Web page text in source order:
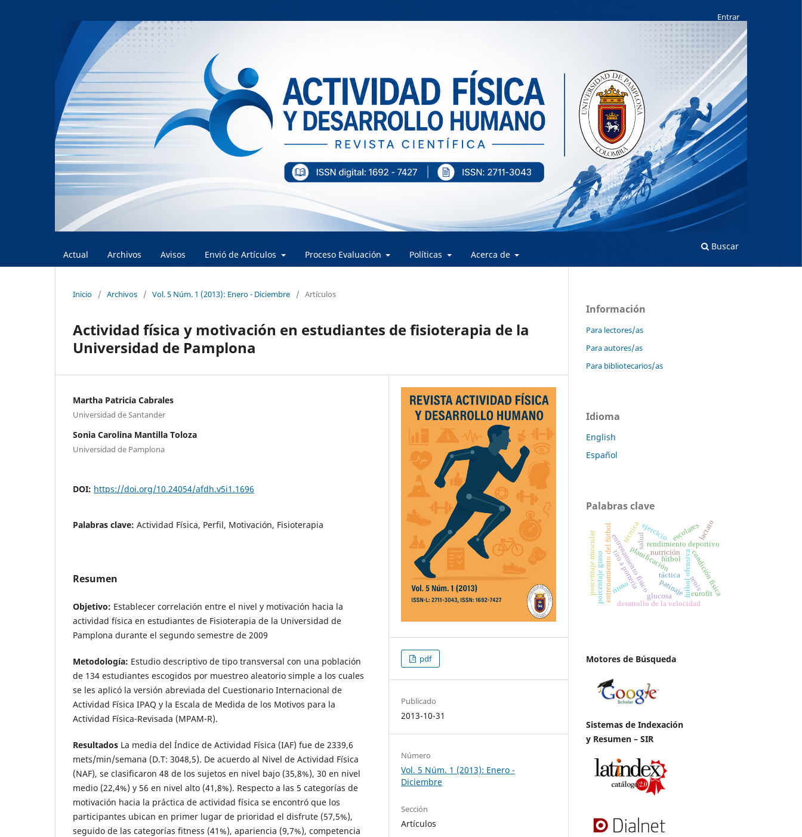
Actual Archivos Avisos Envió de Artículos Proceso Evaluación Políticas Acerca de
Buscar
Entrar
Inicio / Archivos / Vol. 5 Núm. 1 (2013): Enero - Diciembre / Artículos
Actividad física y motivación en estudiantes de fisioterapia de la
Universidad de Pamplona
Martha Patricia Cabrales
Universidad de Santander
Sonia Carolina Mantilla Toloza
Universidad de Pamplona
DOI: https://doi.org/10.24054/afdh.v5i1.1696
Palabras clave: Actividad Física, Perfil, Motivación, Fisioterapia
Resumen
Objetivo: Establecer correlación entre el nivel y motivación hacia la
actividad física en estudiantes de Fisioterapia de la Universidad de
Pamplona durante el segundo semestre de 2009
Metodología: Estudio descriptivo de tipo transversal con una población
de 134 estudiantes escogidos por muestreo aleatorio simple a los cuales
se les aplicó la versión abreviada del Cuestionario Internacional de
Actividad Física IPAQ y la Escala de Medida de los Motivos para la
Actividad Física-Revisada (MPAM-R).
Resultados La media del Índice de Actividad Física (IAF) fue de 2339,6
mets/min/semana (D.T: 3048,5). De acuerdo al Nivel de Actividad Física
(NAF), se clasificaron 48 de los sujetos en nivel bajo (35,8%), 30 en nivel
medio (22,4%) y 56 en nivel alto (41,8%). Respecto a las 5 categorías de
motivación hacia la práctica de actividad física se encontró que los
participantes ubican en primer lugar de prioridad el disfrute (57,5%),
seguido de las categorías fitness (41%), apariencia (9,7%), competencia
pdf
Publicado
2013-10-31
Número
Vol. 5 Núm. 1 (2013): Enero -
Diciembre
Sección
Artículos
Información
Para lectores/as
Para autores/as
Para bibliotecarios/as
Idioma
English
Español
Palabras clave
entrenamiento físicorendimiento deportivo
planificación
tiro a portería futbol ofensiva
entrenamiento del fútbol patinaje
porcentaje graso
porcentaje muscular táctica
fútbol condición física
salud escolares
eurofit
nutrición
desarrollo de la velocidad
técnica
tenis
ritmo
ejercicio
glucosa
lactato
Motores de Búsqueda
Sistemas de Indexación
y Resumen – SIR